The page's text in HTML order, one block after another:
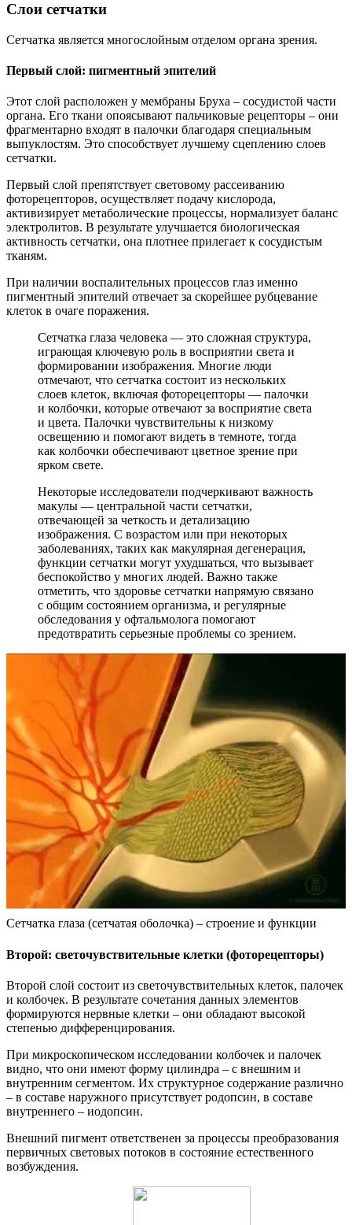
Слои сетчатки
Сетчатка является многослойным отделом органа зрения.
Первый слой: пигментный эпителий
Этот слой расположен у мембраны Бруха – сосудистой части
органа. Его ткани опоясывают пальчиковые рецепторы – они
фрагментарно входят в палочки благодаря специальным
выпуклостям. Это способствует лучшему сцеплению слоев
сетчатки.
Первый слой препятствует световому рассеиванию
фоторецепторов, осуществляет подачу кислорода,
активизирует метаболические процессы, нормализует баланс
электролитов. В результате улучшается биологическая
активность сетчатки, она плотнее прилегает к сосудистым
тканям.
При наличии воспалительных процессов глаз именно
пигментный эпителий отвечает за скорейшее рубцевание
клеток в очаге поражения.
Сетчатка глаза человека — это сложная структура,
играющая ключевую роль в восприятии света и
формировании изображения. Многие люди
отмечают, что сетчатка состоит из нескольких
слоев клеток, включая фоторецепторы — палочки
и колбочки, которые отвечают за восприятие света
и цвета. Палочки чувствительны к низкому
освещению и помогают видеть в темноте, тогда
как колбочки обеспечивают цветное зрение при
ярком свете.
Некоторые исследователи подчеркивают важность
макулы — центральной части сетчатки,
отвечающей за четкость и детализацию
изображения. С возрастом или при некоторых
заболеваниях, таких как макулярная дегенерация,
функции сетчатки могут ухудшаться, что вызывает
беспокойство у многих людей. Важно также
отметить, что здоровье сетчатки напрямую связано
с общим состоянием организма, и регулярные
обследования у офтальмолога помогают
предотвратить серьезные проблемы со зрением.
Сетчатка глаза (сетчатая оболочка) – строение и функции
Второй: светочувствительные клетки (фоторецепторы)
Второй слой состоит из светочувствительных клеток, палочек
и колбочек. В результате сочетания данных элементов
формируются нервные клетки – они обладают высокой
степенью дифференцирования.
При микроскопическом исследовании колбочек и палочек
видно, что они имеют форму цилиндра – с внешним и
внутренним сегментом. Их структурное содержание различно
– в составе наружного присутствует родопсин, в составе
внутреннего – иодопсин.
Внешний пигмент ответственен за процессы преобразования
первичных световых потоков в состояние естественного
возбуждения.